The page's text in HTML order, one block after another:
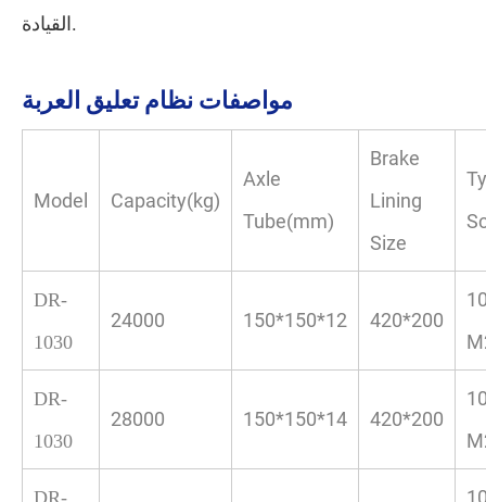
القيادة.
مواصفات نظام تعليق العربة
Model Capacity(kg)
Axle
Tube(mm)
Brake
Lining
Size
DR-
1030
24000 150*150*12 420*200
DR-
1030
28000 150*150*14 420*200
DR-